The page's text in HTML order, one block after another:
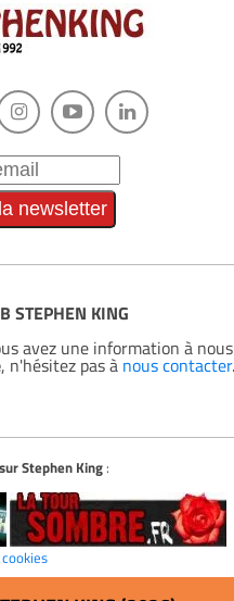
STEPHEN KING
avez une information à
, n'hésitez pas à nous contacter.
Stephen King: